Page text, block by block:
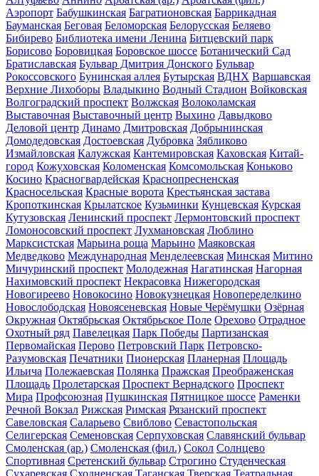
Аэропорт Бабушкинская Багратионовская Баррикадная
Бауманская Беговая Беломорская Белорусская Беляево
Бибирево Библиотека имени Ленина Битцевский парк
Борисово Боровицкая Боровское шоссе Ботанический Сад
Братиславская Бульвар Дмитрия Донского Бульвар
Рокоссовского Бунинская аллея Бутырская ВДНХ Варшавская
Верхние Лихоборы Владыкино Водный Стадион Войковская
Волгоградский проспект Волжская Волоколамская
Выставочная Выставочный центр Выхино Давыдково
Деловой центр Динамо Дмитровская Добрынинская
Домодедовская Достоевская Дубровка Зябликово
Измайловская Калужская Кантемировская Каховская Китай-
город Кожуховская Коломенская Комсомольская Коньково
Косино Красногвардейская Краснопресненская
Красносельская Красные ворота Крестьянская застава
Кропоткинская Крылатское Кузьминки Кунцевская Курская
Кутузовская Ленинский проспект Лермонтовский проспект
Ломоносовский проспект Лухмановская Люблино
Марксистская Марьина роща Марьино Маяковская
Медведково Международная Менделеевская Минская Митино
Мичуринский проспект Молодежная Нагатинская Нагорная
Нахимовский проспект Некрасовка Нижегородская
Новогиреево Новокосино Новокузнецкая Новопеределкино
Новослободская Новоясеневская Новые Черёмушки Озёрная
Окружная Октябрьская Октябрьское Поле Орехово Отрадное
Охотный ряд Павелецкая Парк Победы Партизанская
Первомайская Перово Петровский Парк Петровско-
Разумовская Печатники Пионерская Планерная Площадь
Ильича Полежаевская Полянка Пражская Преображенская
Площадь Пролетарская Проспект Вернадского Проспект
Мира Профсоюзная Пушкинская Пятницкое шоссе Раменки
Речной Вокзал Рижская Римская Рязанский проспект
Савеловская Саларьево Свиблово Севастопольская
Селигерская Семеновская Серпуховская Славянский бульвар
Смоленская (ар.) Смоленская (фил.) Сокол Солнцево
Спортивная Сретенский бульвар Строгино Студенческая
Сухаревская Сходненская Таганская Тверская Театральная